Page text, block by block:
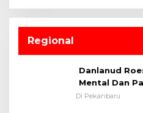
Regional
Danlanud
Mental Dan
Melaksanakan
Di Pekanbaru